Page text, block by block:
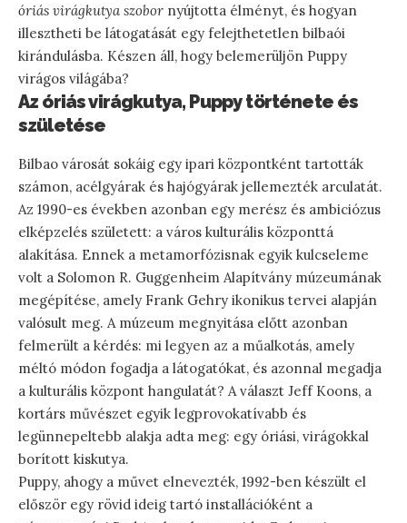
óriás virágkutya szobor nyújtotta élményt, és hogyan
illesztheti be látogatását egy felejthetetlen bilbaói
kirándulásba. Készen áll, hogy belemerüljön Puppy
virágos világába?
Az óriás virágkutya, Puppy története és
születése
Bilbao városát sokáig egy ipari központként tartották
számon, acélgyárak és hajógyárak jellemezték arculatát.
Az 1990-es években azonban egy merész és ambiciózus
elképzelés született: a város kulturális központtá
alakítása. Ennek a metamorfózisnak egyik kulcseleme
volt a Solomon R. Guggenheim Alapítvány múzeumának
megépítése, amely Frank Gehry ikonikus tervei alapján
valósult meg. A múzeum megnyitása előtt azonban
felmerült a kérdés: mi legyen az a műalkotás, amely
méltó módon fogadja a látogatókat, és azonnal megadja
a kulturális központ hangulatát? A választ Jeff Koons, a
kortárs művészet egyik legprovokatívabb és
legünnepeltebb alakja adta meg: egy óriási, virágokkal
borított kiskutya.
Puppy, ahogy a művet elnevezték, 1992-ben készült el
először egy rövid ideig tartó installációként a